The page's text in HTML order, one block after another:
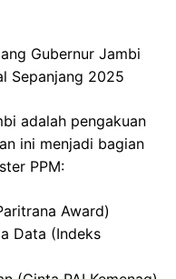
Gubernur Jambi
Sepanjang 2025
adalah pengakuan
ini menjadi bagian
PPM:
Award)
Data (Indeks